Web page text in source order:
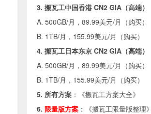
3. 搬瓦工中国香港 CN2 GIA（高端）
A. 500GB/月，89.99美元/月（购买）
B. 1TB/月，155.99美元/月（购买）
4. 搬瓦工日本东京 CN2 GIA（高端）
A. 500GB/月，89.99美元/月（购买）
B. 1TB/月，155.99美元/月（购买）
5. 所有方案 ：《搬瓦工方案大全》
6. 限量版方案 ：《搬瓦工限量版整理》